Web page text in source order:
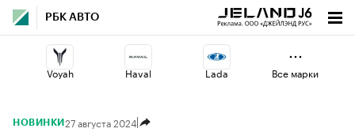
РБК АВТО
Voyah Haval Lada
Geely Volga
Все марки
НОВИНКИ 27 августа 2024